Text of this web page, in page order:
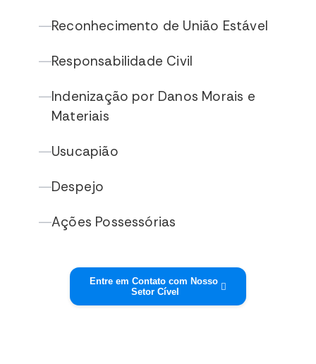
—Reconhecimento de União Estável
—Responsabilidade Civil
—Indenização por Danos Morais e
Materiais
—Usucapião
—Despejo
—Ações Possessórias
Entre em Contato com Nosso
Setor Cível